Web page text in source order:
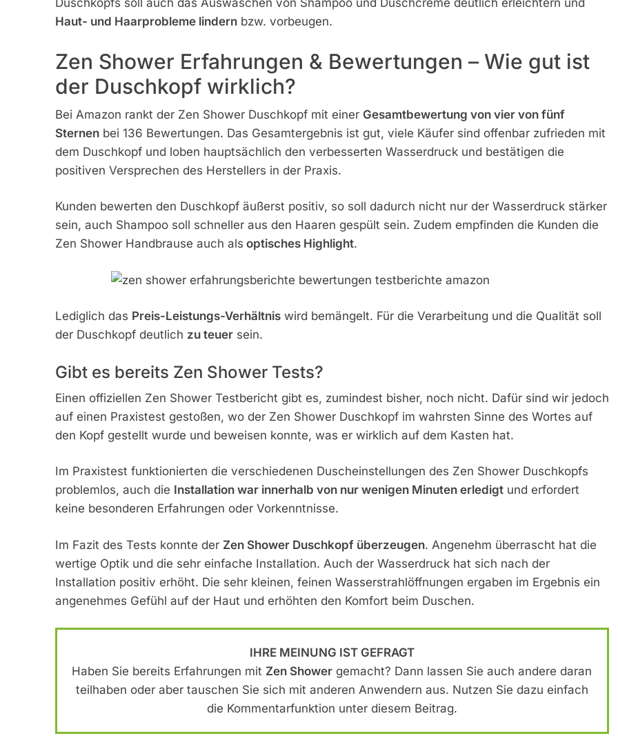
Duschkopfs soll auch das Auswaschen von Shampoo und Duschcreme deutlich erleichtern und
Haut- und Haarprobleme lindernbzw. vorbeugen.
Zen Shower Erfahrungen & Bewertungen – Wie gut ist
der Duschkopf wirklich?
Bei Amazon rankt der Zen Shower Duschkopf mit einer Gesamtbewertung von vier von fünf
Sternenbei 136 Bewertungen. Das Gesamtergebnis ist gut, viele Käufer sind offenbar zufrieden mit
dem Duschkopf und loben hauptsächlich den verbesserten Wasserdruck und bestätigen die
positiven Versprechen des Herstellers in der Praxis.
Kunden bewerten den Duschkopf äußerst positiv, so soll dadurch nicht nur der Wasserdruck stärker
sein, auch Shampoo soll schneller aus den Haaren gespült sein. Zudem empfinden die Kunden die
Zen Shower Handbrause auch als optisches Highlight.
Lediglich das Preis-Leistungs-Verhältniswird bemängelt. Für die Verarbeitung und die Qualität soll
der Duschkopf deutlich zu teuersein.
Gibt es bereits Zen Shower Tests?
Einen offiziellen Zen Shower Testbericht gibt es, zumindest bisher, noch nicht. Dafür sind wir jedoch
auf einen Praxistest gestoßen, wo der Zen Shower Duschkopf im wahrsten Sinne des Wortes auf
den Kopf gestellt wurde und beweisen konnte, was er wirklich auf dem Kasten hat.
Im Praxistest funktionierten die verschiedenen Duscheinstellungen des Zen Shower Duschkopfs
problemlos, auch die Installation war innerhalb von nur wenigen Minuten erledigtund erfordert
keine besonderen Erfahrungen oder Vorkenntnisse.
Im Fazit des Tests konnte der Zen Shower Duschkopf überzeugen. Angenehm überrascht hat die
wertige Optik und die sehr einfache Installation. Auch der Wasserdruck hat sich nach der
Installation positiv erhöht. Die sehr kleinen, feinen Wasserstrahlöffnungen ergaben im Ergebnis ein
angenehmes Gefühl auf der Haut und erhöhten den Komfort beim Duschen.
IHRE MEINUNG IST GEFRAGT
Haben Sie bereits Erfahrungen mit Zen Shower gemacht? Dann lassen Sie auch andere daran
teilhaben oder aber tauschen Sie sich mit anderen Anwendern aus. Nutzen Sie dazu einfach
die Kommentarfunktion unter diesem Beitrag.